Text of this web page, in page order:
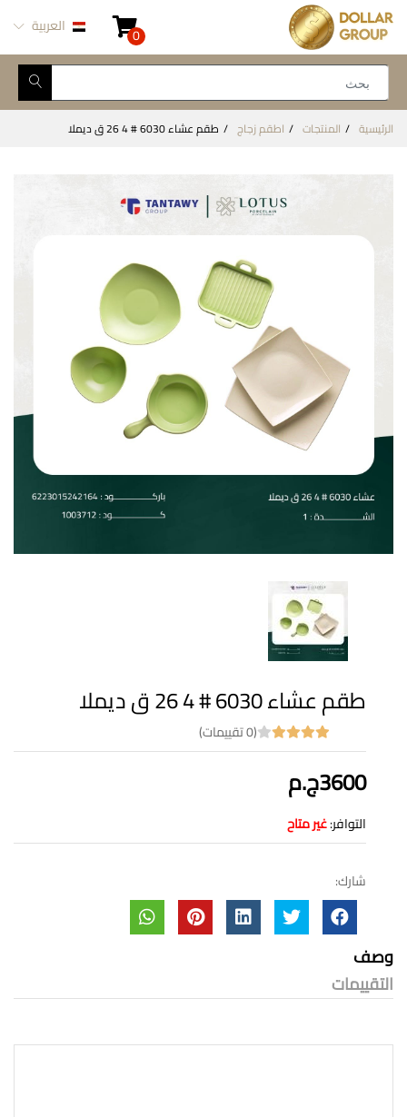
0 العربية
الرئيسية المنتجات اطقم زجاج طقم عشاء 6030 # 4 26 ق ديملا
طقم عشاء 6030 # 4 26 ق ديملا
(0 تقييمات)
3600ج.م
التوافر:غير متاح
شارك:
وصف
التقييمات